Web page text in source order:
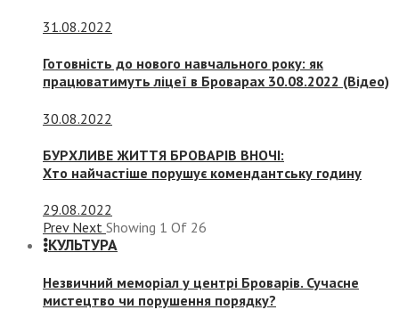
31.08.2022
Готовність до нового навчального року: як
працюватимуть ліцеї в Броварах 30.08.2022 (Відео)
30.08.2022
БУРХЛИВЕ ЖИТТЯ БРОВАРІВ ВНОЧІ:
Хто найчастіше порушує комендантську годину
29.08.2022
Prev Next Showing 1 Of 26
КУЛЬТУРА
Незвичний меморіал у центрі Броварів. Сучасне
мистецтво чи порушення порядку?